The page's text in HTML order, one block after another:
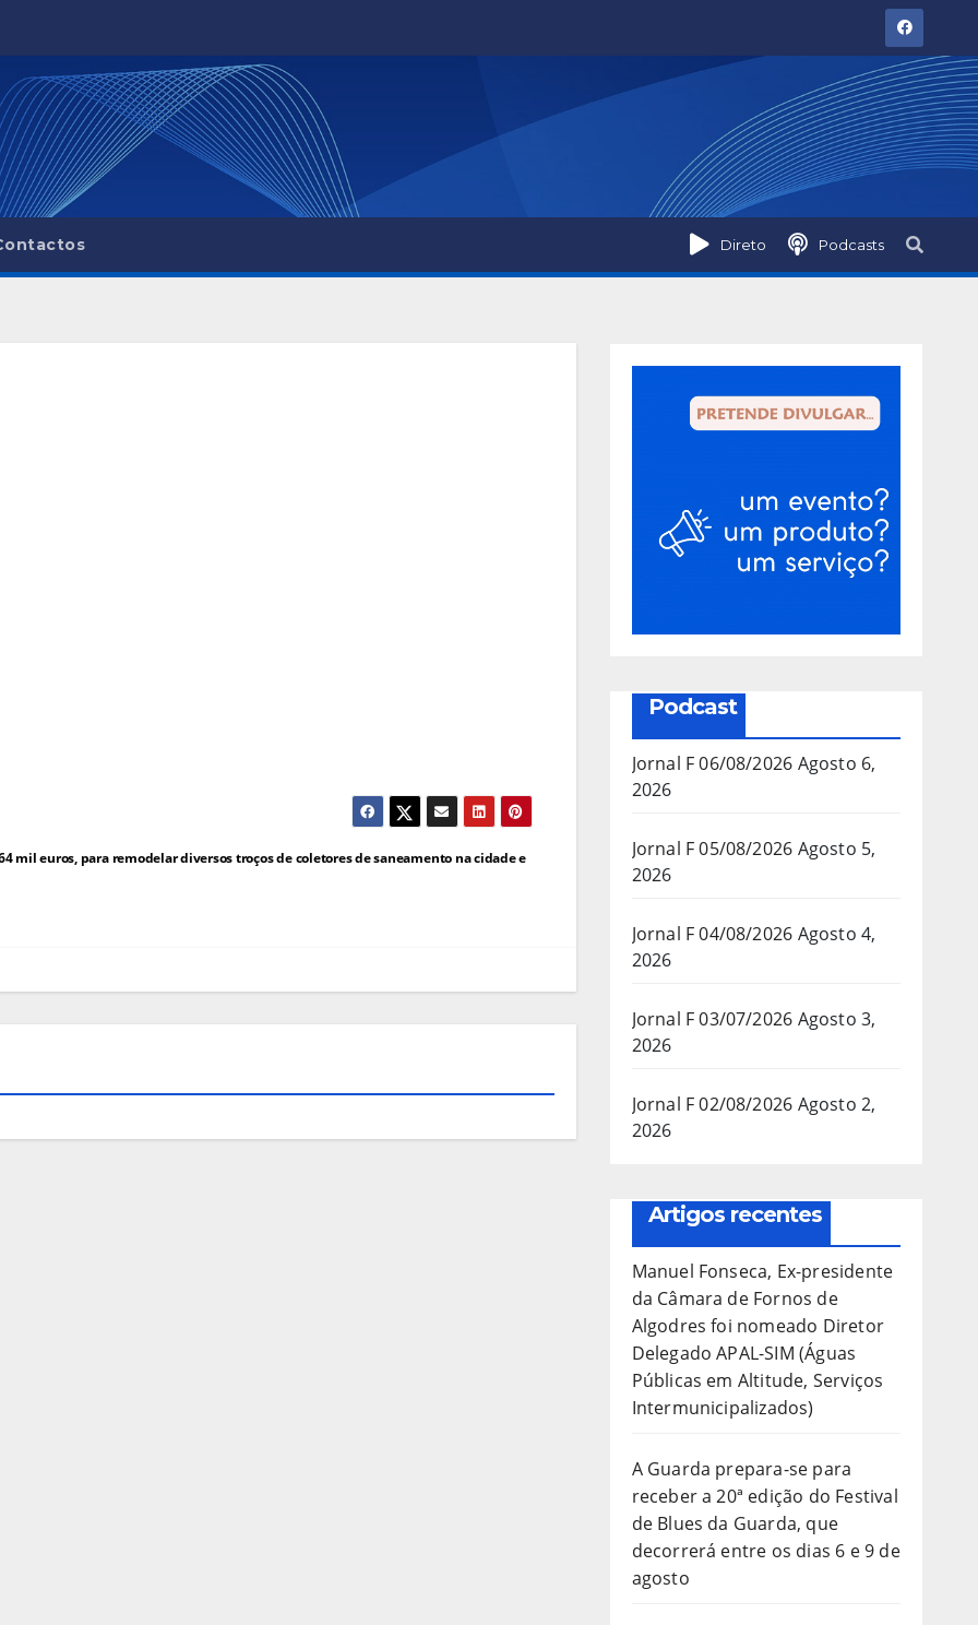
Direto Podcasts
mil euros, para remodelar diversos troços de coletores de saneamento na cidade e
Podcast
Jornal F 06/08/2026 Agosto 6,
2026
Jornal F 05/08/2026 Agosto 5,
2026
Jornal F 04/08/2026 Agosto 4,
2026
Jornal F 03/07/2026 Agosto 3,
2026
Jornal F 02/08/2026 Agosto 2,
2026
Artigos recentes
Manuel Fonseca, Ex-presidente
da Câmara de Fornos de
Algodres foi nomeado Diretor
Delegado APAL-SIM (Águas
Públicas em Altitude, Serviços
Intermunicipalizados)
A Guarda prepara-se para
receber a 20ª edição do Festival
de Blues da Guarda, que
decorrerá entre os dias 6 e 9 de
agosto